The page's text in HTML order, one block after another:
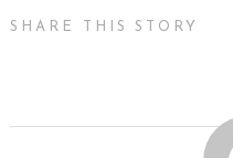
SHARE THIS STORY